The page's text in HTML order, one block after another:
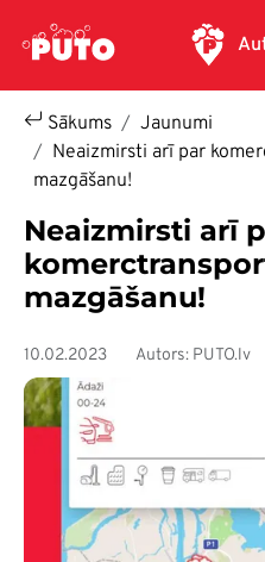
Sākums
Jaunumi
Neaizmirsti arī par
mazgāšanu!
Neaizmirsti arī
mazgāšanu!
10.02.2023 Autors: PUTO.lv